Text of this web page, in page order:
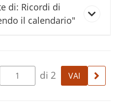
di: Ricordi di
il calendario"
di 2